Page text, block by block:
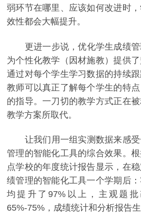
弱环节在哪里、应该如何改进时
效性都会大幅提升。
更进一步说，优化学生成绩管
为个性化教学（因材施教）提供了
通过对每个学生学习数据的持续跟
教师可以真正了解每个学生的特
的指导。一刀切的教学方式正在
教学方案所取代。
让我们用一组实测数据来感受
管理的智能化工具的综合效果。
点学校的年度统计报告显示，在
绩管理的智能化工具一个学期后
均提升了97%以上，主观题
65%-75%，成绩统计和分析报告